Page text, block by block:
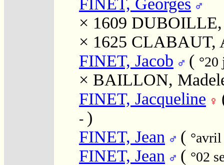
× 1609 DUBOILLE,
× 1625 CLABAUT,
FINET, Jacob
(
× BAILLON,
FINET, Jacqueline
- )
FINET, Jean
(
FINET, Jean ( °02